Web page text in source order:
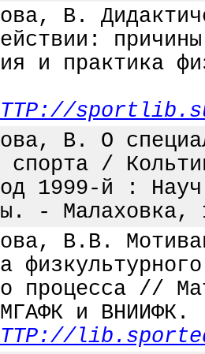
В.
и практика
В. О
спорта /
1999-й :
-
В.В.
процесса //
МГАФК и